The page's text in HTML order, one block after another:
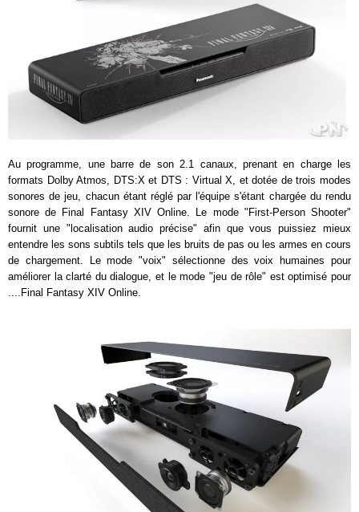
Au programme, une barre de son 2.1 canaux, prenant en charge les
formats Dolby Atmos, DTS:X et DTS : Virtual X, et dotée de trois modes
sonores de jeu, chacun étant réglé par l'équipe s'étant chargée du rendu
sonore de Final Fantasy XIV Online. Le mode "First-Person Shooter"
fournit une "localisation audio précise" afin que vous puissiez mieux
entendre les sons subtils tels que les bruits de pas ou les armes en cours
de chargement. Le mode "voix" sélectionne des voix humaines pour
améliorer la clarté du dialogue, et le mode "jeu de rôle" est optimisé pour
....Final Fantasy XIV Online.